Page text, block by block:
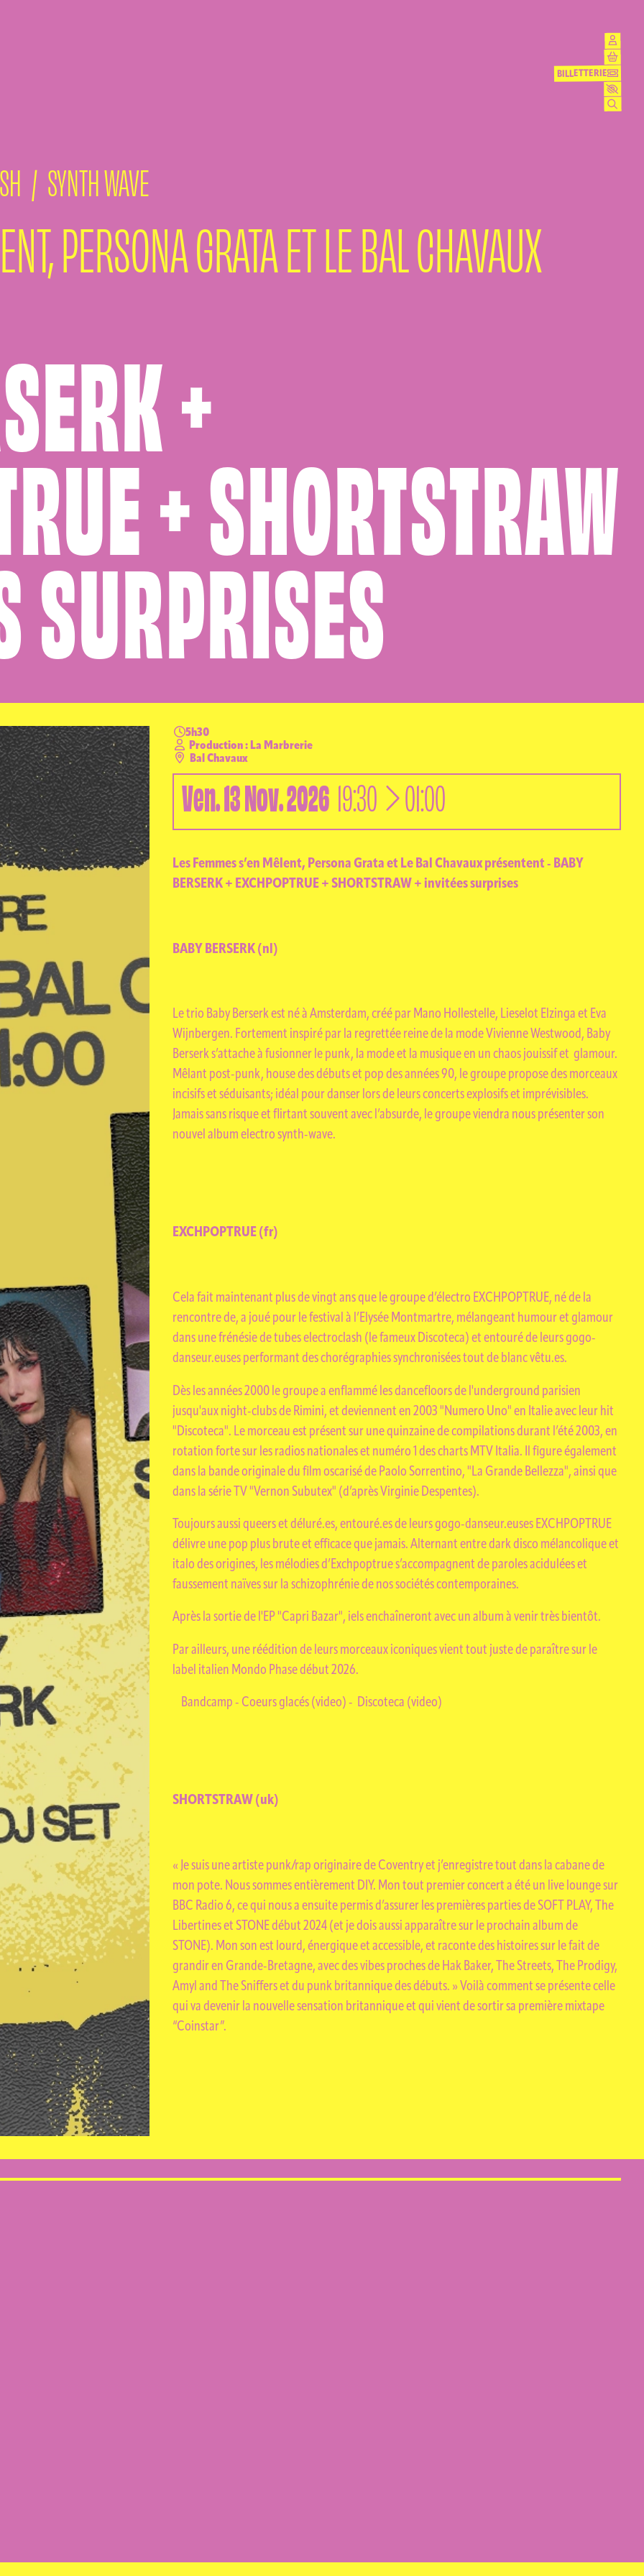
BILLETTERIE
/ SYNTH WAVE
PERSONA GRATA ET LE BAL CHAVAUX
+
+ SHORTSTRAW
SURPRISES
5h30
Production : La Marbrerie
Bal Chavaux
Ven.13Nov.2026 19:30 à
01:00
Les Femmes s’en Mêlent, Persona Grata et Le Bal Chavaux présentent - BABY
BERSERK + EXCHPOPTRUE + SHORTSTRAW + invitées surprises
BABY BERSERK (nl)
Le trio Baby Berserk est né à Amsterdam, créé par Mano Hollestelle, Lieselot Elzinga et Eva
Wijnbergen. Fortement inspiré par la regrettée reine de la mode Vivienne Westwood, Baby
Berserk s’attache à fusionner le punk, la mode et la musique en un chaos jouissif et glamour.
Mêlant post-punk, house des débuts et pop des années 90, le groupe propose des morceaux
incisifs et séduisants; idéal pour danser lors de leurs concerts explosifs et imprévisibles.
Jamais sans risque et flirtant souvent avec l’absurde, le groupe viendra nous présenter son
nouvel album electro synth-wave.
EXCHPOPTRUE (fr)
Cela fait maintenant plus de vingt ans que le groupe d’électro EXCHPOPTRUE, né de la
rencontre de, a joué pour le festival à l’Elysée Montmartre, mélangeant humour et glamour
dans une frénésie de tubes electroclash (le fameux Discoteca) et entouré de leurs gogo-
danseur.euses performant des chorégraphies synchronisées tout de blanc vêtu.es.
Dès les années 2000 le groupe a enflammé les dancefloors de l'underground parisien
jusqu'aux night-clubs de Rimini, et deviennent en 2003 "Numero Uno" en Italie avec leur hit
"Discoteca". Le morceau est présent sur une quinzaine de compilations durant l’été 2003, en
rotation forte sur les radios nationales et numéro 1 des charts MTV Italia. Il figure également
dans la bande originale du film oscarisé de Paolo Sorrentino, "La Grande Bellezza", ainsi que
dans la série TV "Vernon Subutex" (d’après Virginie Despentes).
Toujours aussi queers et déluré.es, entouré.es de leurs gogo-danseur.euses EXCHPOPTRUE
délivre une pop plus brute et efficace que jamais. Alternant entre dark disco mélancolique et
italo des origines, les mélodies d’Exchpoptrue s’accompagnent de paroles acidulées et
faussement naïves sur la schizophrénie de nos sociétés contemporaines.
Après la sortie de l'EP "Capri Bazar", iels enchaîneront avec un album à venir très bientôt.
Par ailleurs, une réédition de leurs morceaux iconiques vient tout juste de paraître sur le
label italien Mondo Phase début 2026.
Bandcamp - Coeurs glacés (video) - Discoteca (video)
SHORTSTRAW (uk)
« Je suis une artiste punk/rap originaire de Coventry et j’enregistre tout dans la cabane de
mon pote. Nous sommes entièrement DIY. Mon tout premier concert a été un live lounge sur
BBC Radio 6, ce qui nous a ensuite permis d’assurer les premières parties de SOFT PLAY, The
Libertines et STONE début 2024 (et je dois aussi apparaître sur le prochain album de
STONE). Mon son est lourd, énergique et accessible, et raconte des histoires sur le fait de
grandir en Grande-Bretagne, avec des vibes proches de Hak Baker, The Streets, The Prodigy,
Amyl and The Sniffers et du punk britannique des débuts. » Voilà comment se présente celle
qui va devenir la nouvelle sensation britannique et qui vient de sortir sa première mixtape
“Coinstar”.
BILLETTERIE